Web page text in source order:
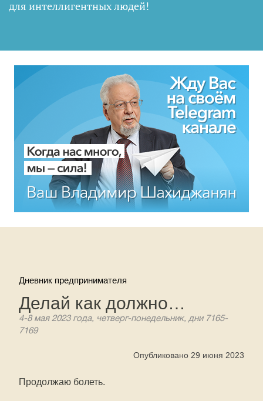
для интеллигентных людей!
Дневник предпринимателя
Делай как должно…
4-8 мая 2023 года, четверг-понедельник, дни 7165-
7169
Опубликовано 29 июня 2023
Продолжаю болеть.